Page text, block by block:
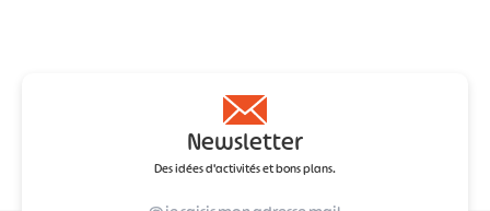
Newsletter
Des idées d'activités et bons plans.